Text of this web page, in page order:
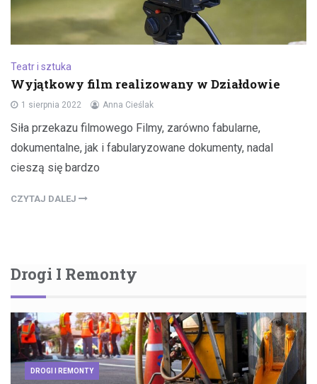
Teatr i sztuka
Wyjątkowy film realizowany w Działdowie
1 sierpnia 2022 Anna Cieślak
Siła przekazu filmowego Filmy, zarówno fabularne,
dokumentalne, jak i fabularyzowane dokumenty, nadal
cieszą się bardzo
CZYTAJ DALEJ
Drogi I Remonty
DROGI I REMONTY